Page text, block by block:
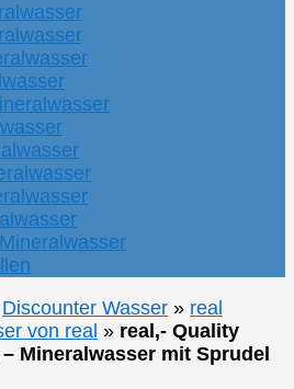
Discounter Wasser » real
von real » real,- Quality
Mineralwasser mit Sprudel